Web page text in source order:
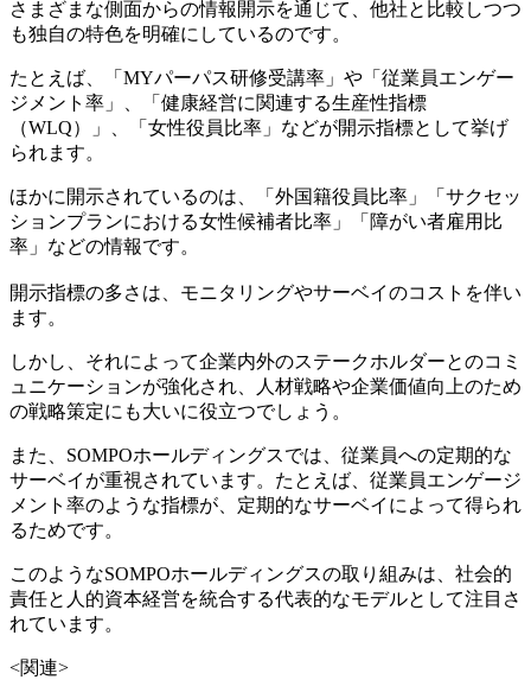
さまざまな側面からの情報開示を通じて、他社と比較しつつ
も独自の特色を明確にしているのです。
たとえば、「MYパーパス研修受講率」や「従業員エンゲー
ジメント率」、「健康経営に関連する生産性指標
（WLQ）」、「女性役員比率」などが開示指標として挙げ
られます。
ほかに開示されているのは、「外国籍役員比率」「サクセッ
ションプランにおける女性候補者比率」「障がい者雇用比
率」などの情報です。
開示指標の多さは、モニタリングやサーベイのコストを伴い
ます。
しかし、それによって企業内外のステークホルダーとのコミ
ュニケーションが強化され、人材戦略や企業価値向上のため
の戦略策定にも大いに役立つでしょう。
また、SOMPOホールディングスでは、従業員への定期的な
サーベイが重視されています。たとえば、従業員エンゲージ
メント率のような指標が、定期的なサーベイによって得られ
るためです。
このようなSOMPOホールディングスの取り組みは、社会的
責任と人的資本経営を統合する代表的なモデルとして注目さ
れています。
<関連>